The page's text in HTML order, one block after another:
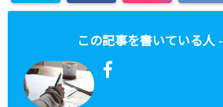
この記事を書いている人 -